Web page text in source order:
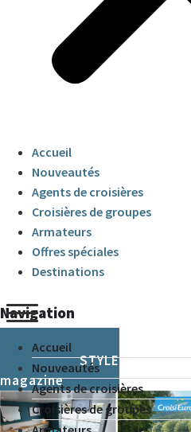
Accueil
Nouveautés
Agents de croisières
Croisières de groupes
Armateurs
Offres spéciales
Destinations
Navigation
Accueil
Nouveautés
Agents de croisières
Croisières de groupes
CRUISE & STYLE
magazine